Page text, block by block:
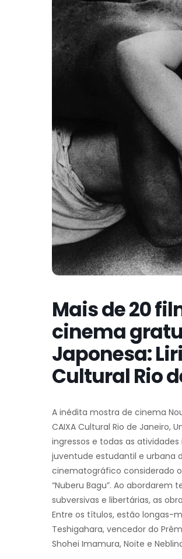
Mais de 20
cinema
Japonesa:
Cultural Rio
A inédita mostra de cinema
CAIXA Cultural Rio de Janeiro,
ingressos e todas as
juventude estudantil e urbana
cinematográfico considerado
“Nuberu Bagu”. Ao
subversivas e libertárias, as
Entre os títulos, estão longas-
Teshigahara, vencedor do
Shohei Imamura, Noite e